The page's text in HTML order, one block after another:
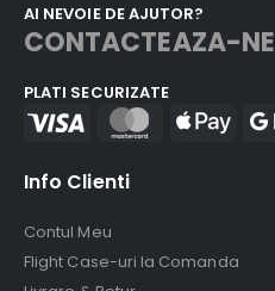
AI NEVOIE DE AJUTOR?
CONTACTEAZA-NE
PLATI SECURIZATE
Info Clienti
Contul Meu
Flight Case-uri la Comanda